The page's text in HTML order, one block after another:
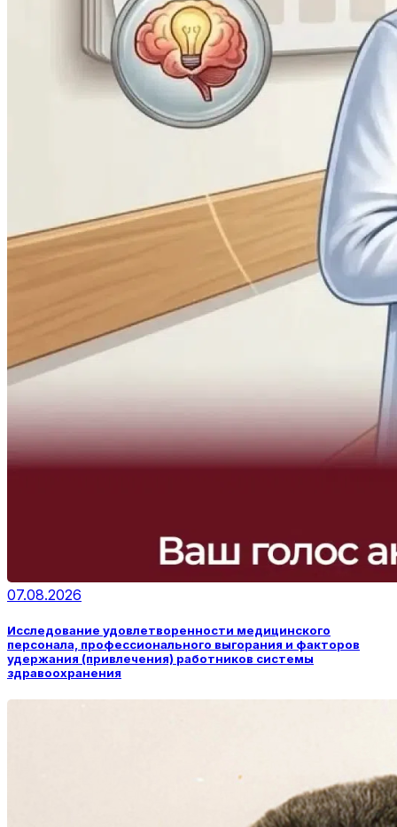
07.08.2026
Исследование удовлетворенности медицинского
персонала, профессионального выгорания и факторов
удержания (привлечения) работников системы
здравоохранения